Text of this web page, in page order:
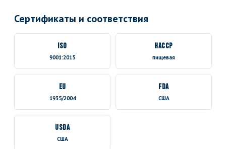
Сертификаты и соответствия
ISO
9001:2015
HACCP
пищевая
EU
1935/2004
FDA
США
USDA
США